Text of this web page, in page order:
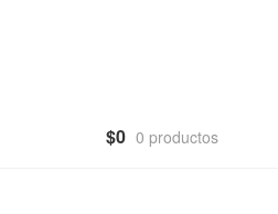
$0 0 productos